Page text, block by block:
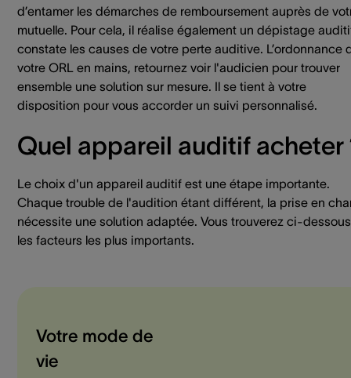
d’entamer les démarches de remboursement auprès de
mutuelle. Pour cela, il réalise également un dépistage
constate les causes de votre perte auditive. L’ordonnance
votre ORL en mains, retournez voir l'audicien pour trouver
ensemble une solution sur mesure. Il se tient à votre
disposition pour vous accorder un suivi personnalisé.
Quel appareil auditif acheter
Le choix d'un appareil auditif est une étape importante.
Chaque trouble de l'audition étant différent, la prise en
nécessite une solution adaptée. Vous trouverez ci-dessous
les facteurs les plus importants.
Votre mode de
vie